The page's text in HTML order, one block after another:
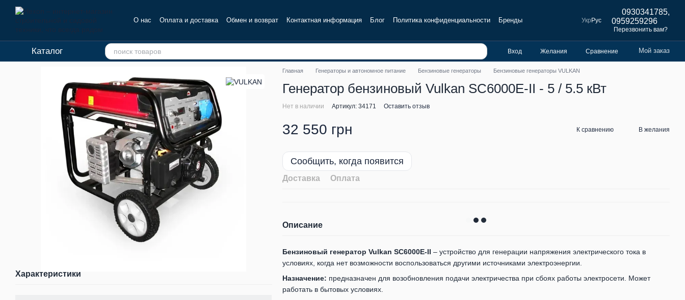
Перейти к основному контенту
О нас Оплата и доставка Обмен и возврат Контактная информация Блог Политика конфиденциальности
Бренды
Укр Рус
0930341785,
0959259296
Перезвонить вам?
Каталог Вход Желания Сравнение Мой заказ
Характеристики
Главная Генераторы и автономное питание Бензиновые генераторы Бензиновые генераторы VULKAN
Генератор бензиновый Vulkan SC6000E-II - 5 / 5.5 кВт
Нет в наличии Артикул: 34171 Оставить отзыв
32 550 грн К сравнению В желания
Сообщить, когда появится
Доставка Оплата
Описание
Бензиновый генератор Vulkan SC6000E-II – устройство для генерации напряжения электрического тока в
условиях, когда нет возможности воспользоваться другими источниками электроэнергии.
Назначение: предназначен для возобновления подачи электричества при сбоях работы электросети. Может
работать в бытовых условиях.